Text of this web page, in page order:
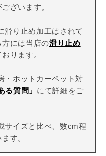
ざいます。
り止め加工はされて
には当店の滑り止め
ります。
・ホットカーペット対
る質問」 にて詳細をご
サイズと比べ、数cm程
す。